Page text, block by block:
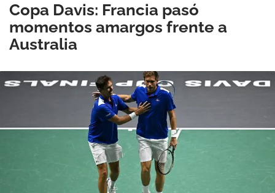
Copa Davis: Francia pasó
momentos amargos frente a
Australia